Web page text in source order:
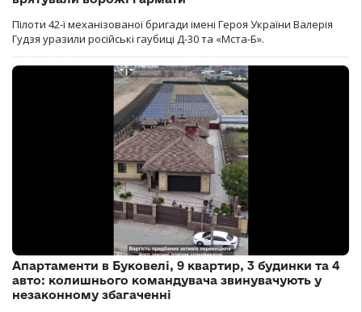
Пілоти 42-ї механізованої бригади імені Героя України Валерія
Гудзя уразили російські гаубиці Д-30 та «Мста-Б».
Апартаменти в Буковелі, 9 квартир, 3 будинки та 4
авто: колишнього командувача звинувачують у
незаконному збагаченні